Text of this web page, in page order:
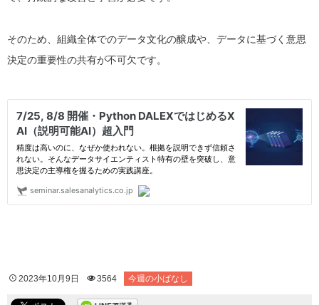
そのため、組織全体でのデータ文化の醸成や、データに基づく意思
決定の重要性の共有が不可欠です。
2023年10月9日 3564 今週の小ばなし